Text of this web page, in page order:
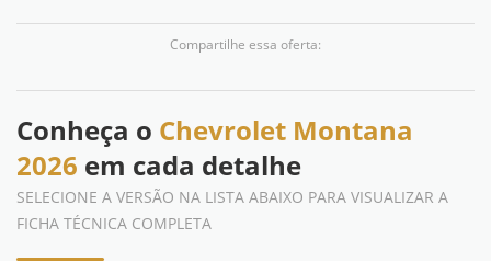
Compartilhe essa oferta:
Conheça o Chevrolet Montana
2026 em cada detalhe
SELECIONE A VERSÃO NA LISTA ABAIXO PARA VISUALIZAR A
FICHA TÉCNICA COMPLETA